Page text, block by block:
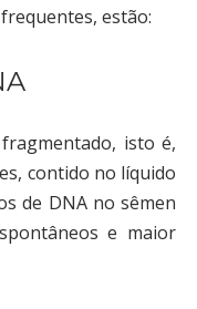
estão:
isto é,
contido no líquido
de DNA no sêmen
e maior